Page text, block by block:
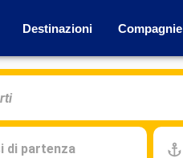
Destinazioni Compagnie
di partenza